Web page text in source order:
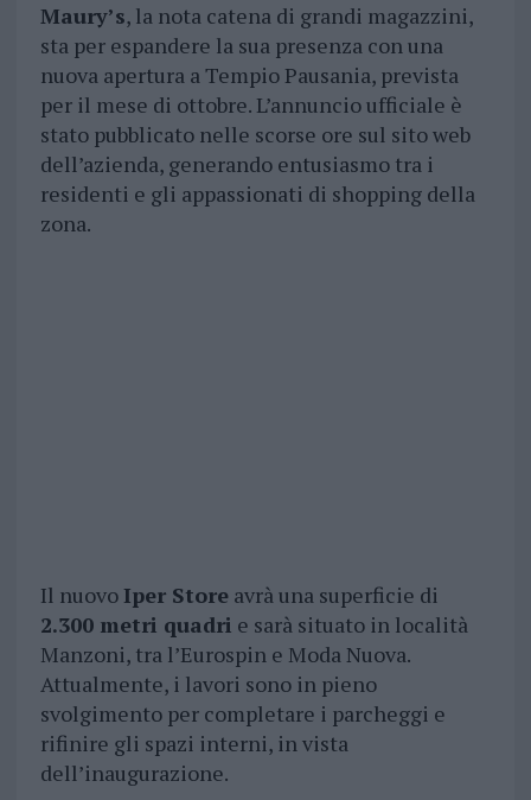
Maury’s, la nota catena di grandi magazzini,
sta per espandere la sua presenza con una
nuova apertura a Tempio Pausania, prevista
per il mese di ottobre. L’annuncio ufficiale è
stato pubblicato nelle scorse ore sul sito web
dell’azienda, generando entusiasmo tra i
residenti e gli appassionati di shopping della
zona.
Il nuovo Iper Storeavrà una superficie di
2.300 metri quadri e sarà situato in località
Manzoni, tra l’Eurospin e Moda Nuova.
Attualmente, i lavori sono in pieno
svolgimento per completare i parcheggi e
rifinire gli spazi interni, in vista
dell’inaugurazione.